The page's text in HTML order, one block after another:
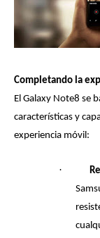
Completando la
El Galaxy Note8 se
características y
experiencia móvil:
·